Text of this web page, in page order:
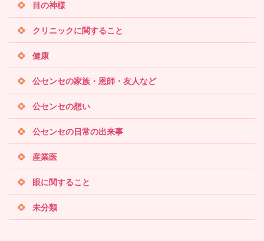
目の神様
クリニックに関すること
健康
公センセの家族・恩師・友人など
公センセの想い
公センセの日常の出来事
産業医
眼に関すること
未分類